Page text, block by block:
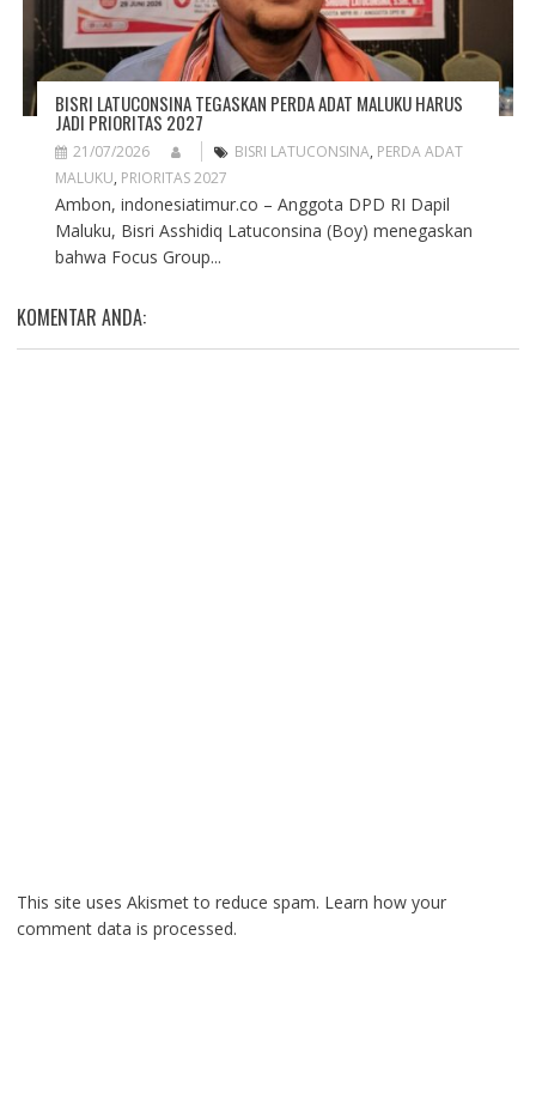
BISRI LATUCONSINA TEGASKAN PERDA ADAT MALUKU HARUS
JADI PRIORITAS 2027
21/07/2026 BISRI LATUCONSINA, PERDA ADAT
MALUKU, PRIORITAS 2027
Ambon, indonesiatimur.co – Anggota DPD RI Dapil
Maluku, Bisri Asshidiq Latuconsina (Boy) menegaskan
bahwa Focus Group...
KOMENTAR ANDA:
This site uses Akismet to reduce spam. Learn how your
comment data is processed.